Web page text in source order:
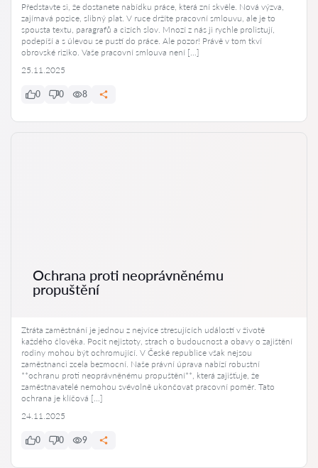
Představte si, že dostanete nabídku práce, která zní skvěle. Nová výzva,
zajímavá pozice, slibný plat. V ruce držíte pracovní smlouvu, ale je to
spousta textu, paragrafů a cizích slov. Mnozí z nás ji rychle prolistují,
podepíší a s úlevou se pustí do práce. Ale pozor! Právě v tom tkví
obrovské riziko. Vaše pracovní smlouva není […]
25.11.2025
0 0 8
Ochrana proti neoprávněnému
propuštění
Ztráta zaměstnání je jednou z nejvíce stresujících událostí v životě
každého člověka. Pocit nejistoty, strach o budoucnost a obavy o zajištění
rodiny mohou být ochromující. V České republice však nejsou
zaměstnanci zcela bezmocní. Naše právní úprava nabízí robustní
**ochranu proti neoprávněnému propuštění**, která zajišťuje, že
zaměstnavatelé nemohou svévolně ukončovat pracovní poměr. Tato
ochrana je klíčová […]
24.11.2025
0 0 9